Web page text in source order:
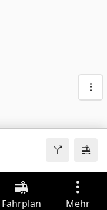
Fahrplan Mehr